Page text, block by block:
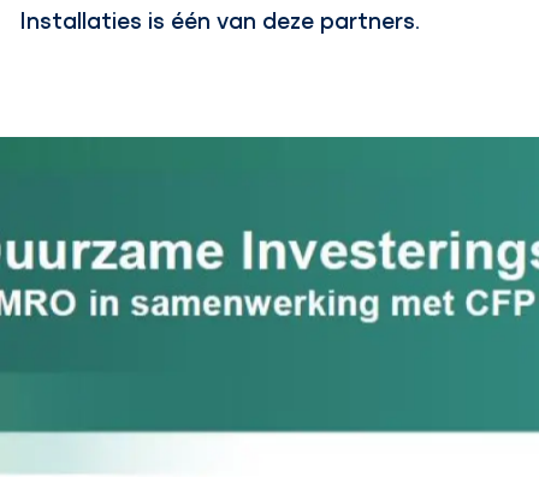
Installaties is één van deze partners.